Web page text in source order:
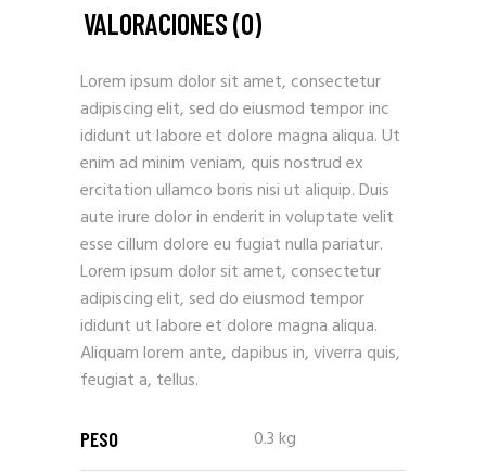
VALORACIONES (0)
Lorem ipsum dolor sit amet, consectetur
adipiscing elit, sed do eiusmod tempor inc
ididunt ut labore et dolore magna aliqua. Ut
enim ad minim veniam, quis nostrud ex
ercitation ullamco boris nisi ut aliquip. Duis
aute irure dolor in enderit in voluptate velit
esse cillum dolore eu fugiat nulla pariatur.
Lorem ipsum dolor sit amet, consectetur
adipiscing elit, sed do eiusmod tempor
ididunt ut labore et dolore magna aliqua.
Aliquam lorem ante, dapibus in, viverra quis,
feugiat a, tellus.
PESO 0.3 kg